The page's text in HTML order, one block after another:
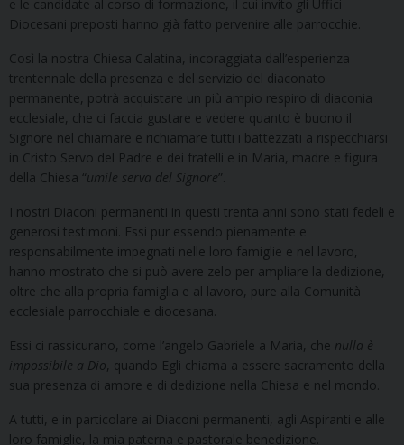
e le candidate al corso di formazione, il cui invito gli Uffici
Diocesani preposti hanno già fatto pervenire alle parrocchie.
Così la nostra Chiesa Calatina, incoraggiata dall’esperienza
trentennale della presenza e del servizio del diaconato
permanente, potrà acquistare un più ampio respiro di diaconia
ecclesiale, che ci faccia gustare e vedere quanto è buono il
Signore nel chiamare e richiamare tutti i battezzati a rispecchiarsi
in Cristo Servo del Padre e dei fratelli e in Maria, madre e figura
della Chiesa “umile serva del Signore”.
I nostri Diaconi permanenti in questi trenta anni sono stati fedeli e
generosi testimoni. Essi pur essendo pienamente e
responsabilmente impegnati nelle loro famiglie e nel lavoro,
hanno mostrato che si può avere zelo per ampliare la dedizione,
oltre che alla propria famiglia e al lavoro, pure alla Comunità
ecclesiale parrocchiale e diocesana.
Essi ci rassicurano, come l’angelo Gabriele a Maria, che nulla è
impossibile a Dio, quando Egli chiama a essere sacramento della
sua presenza di amore e di dedizione nella Chiesa e nel mondo.
A tutti, e in particolare ai Diaconi permanenti, agli Aspiranti e alle
loro famiglie, la mia paterna e pastorale benedizione.